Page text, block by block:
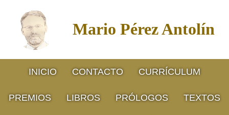
Mario Pérez Antolín
INICIO CONTACTO CURRÍCULUM
PREMIOS LIBROS PRÓLOGOS TEXTOS